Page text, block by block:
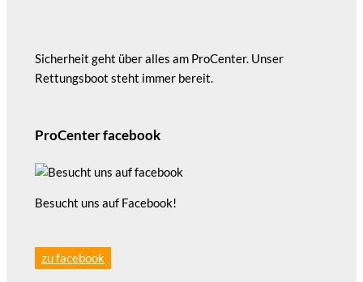
Sicherheit geht über alles am ProCenter. Unser
Rettungsboot steht immer bereit.
ProCenter facebook
Besucht uns auf Facebook!
zu facebook